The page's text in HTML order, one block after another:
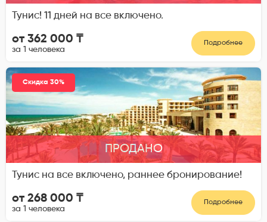
Тунис! 11 дней на все включено.
от 362 000 ₸
за 1 человека
Подробнее
Скидка 30%
ПРОДАНО
Тунис на все включено, раннее бронирование!
от 268 000 ₸
за 1 человека
Подробнее